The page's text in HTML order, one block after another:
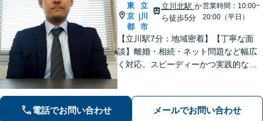
東
京
都
|
立
川
市
立川北駅 か
ら徒歩5分
営業時間：10:00~
20:00（平日）
【立川駅7分：地域密着】【丁寧な面
談】離婚・相続・ネット問題など幅広
く対応。スピーディーかつ実践的なア
緒に考えます。安心してご相談くださ
い。【電話・オンライン相談対応】
電話でお問い合わせ メールでお問い合わせ